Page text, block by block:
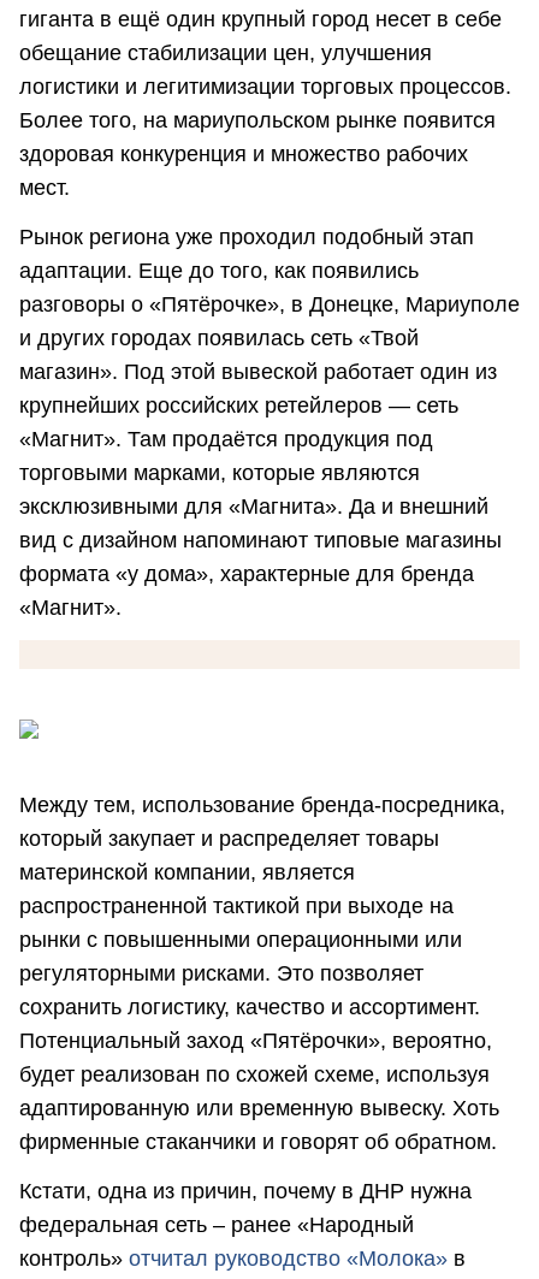
гиганта в ещё один крупный город несет в себе
обещание стабилизации цен, улучшения
логистики и легитимизации торговых процессов.
Более того, на мариупольском рынке появится
здоровая конкуренция и множество рабочих
мест.
Рынок региона уже проходил подобный этап
адаптации. Еще до того, как появились
разговоры о «Пятёрочке», в Донецке, Мариуполе
и других городах появилась сеть «Твой
магазин». Под этой вывеской работает один из
крупнейших российских ретейлеров — сеть
«Магнит». Там продаётся продукция под
торговыми марками, которые являются
эксклюзивными для «Магнита». Да и внешний
вид с дизайном напоминают типовые магазины
формата «у дома», характерные для бренда
«Магнит».
Между тем, использование бренда-посредника,
который закупает и распределяет товары
материнской компании, является
распространенной тактикой при выходе на
рынки с повышенными операционными или
регуляторными рисками. Это позволяет
сохранить логистику, качество и ассортимент.
Потенциальный заход «Пятёрочки», вероятно,
будет реализован по схожей схеме, используя
адаптированную или временную вывеску. Хоть
фирменные стаканчики и говорят об обратном.
Кстати, одна из причин, почему в ДНР нужна
федеральная сеть – ранее «Народный
контроль» отчитал руководство «Молока» в